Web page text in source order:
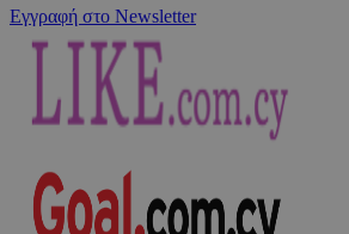
Εγγραφή στο Newsletter